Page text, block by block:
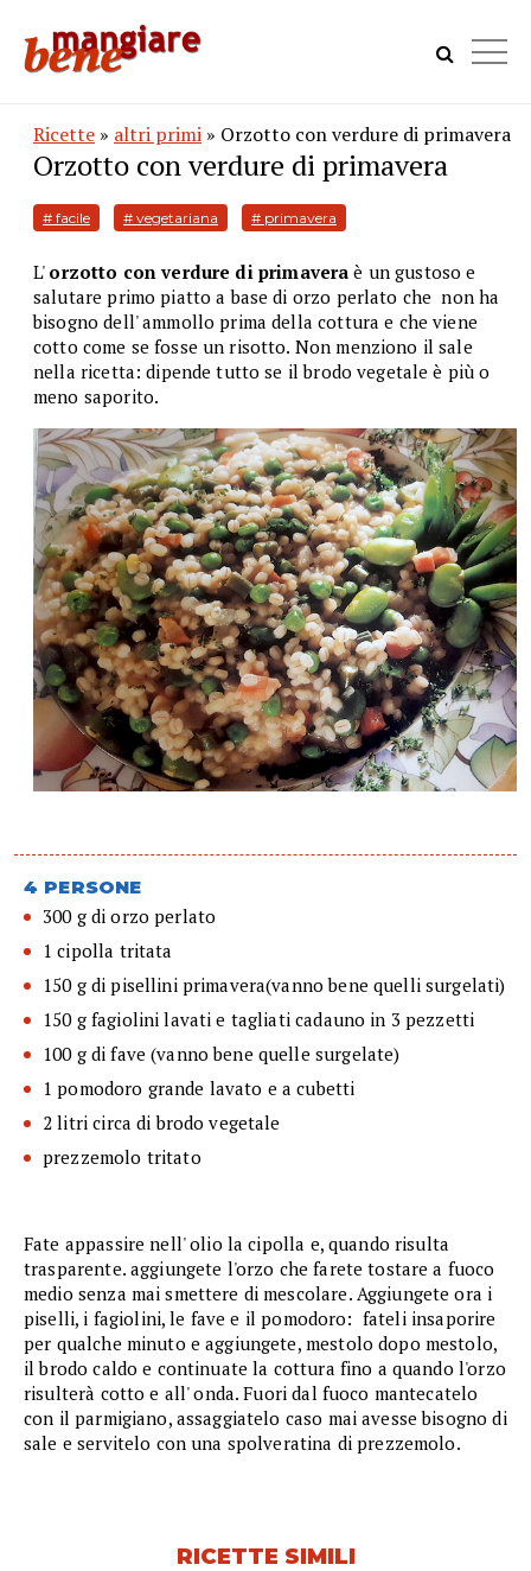
Ricette » altri primi » Orzotto con verdure di primavera
Orzotto con verdure di primavera
# facile # vegetariana # primavera
L' orzotto con verdure di primaveraè un gustoso e
salutare primo piatto a base di orzo perlato che non ha
bisogno dell' ammollo prima della cottura e che viene
cotto come se fosse un risotto. Non menziono il sale
nella ricetta: dipende tutto se il brodo vegetale è più o
meno saporito.
4 PERSONE
300 g di orzo perlato
1 cipolla tritata
150 g di pisellini primavera(vanno bene quelli surgelati)
150 g fagiolini lavati e tagliati cadauno in 3 pezzetti
100 g di fave (vanno bene quelle surgelate)
1 pomodoro grande lavato e a cubetti
2 litri circa di brodo vegetale
prezzemolo tritato
Fate appassire nell' olio la cipolla e, quando risulta
trasparente. aggiungete l'orzo che farete tostare a fuoco
medio senza mai smettere di mescolare. Aggiungete ora i
piselli, i fagiolini, le fave e il pomodoro: fateli insaporire
per qualche minuto e aggiungete, mestolo dopo mestolo,
il brodo caldo e continuate la cottura fino a quando l'orzo
risulterà cotto e all' onda. Fuori dal fuoco mantecatelo
con il parmigiano, assaggiatelo caso mai avesse bisogno di
sale e servitelo con una spolveratina di prezzemolo.
RICETTE SIMILI